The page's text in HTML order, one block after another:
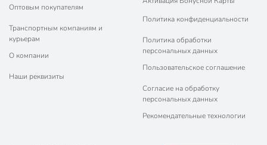
Оптовым покупателям
Транспортным компаниям и
курьерам
О компании
Наши реквизиты
Политика конфиденциальности
Политика обработки
персональных данных
Пользовательское соглашение
Согласие на обработку
персональных данных
Рекомендательные технологии